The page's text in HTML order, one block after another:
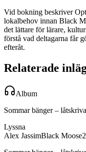
Vid bokning beskriver
lokalbehov innan Black
det lättare för lärare,
förstå vad deltagarna får
efteråt.
Relaterade
Album
Sommar bänger –
Lyssna
Alex JassimBlack Moose